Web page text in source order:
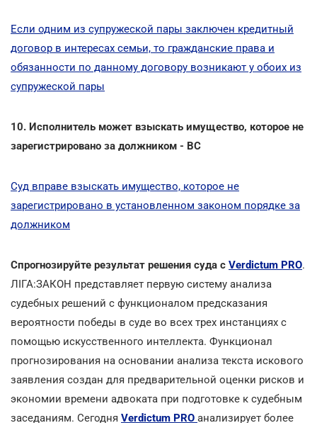
Если одним из супружеской пары заключен кредитный
договор в интересах семьи, то гражданские права и
обязанности по данному договору возникают у обоих из
супружеской пары
10. Исполнитель может взыскать имущество, которое не
зарегистрировано за должником - ВС
Суд вправе взыскать имущество, которое не
зарегистрировано в установленном законом порядке за
должником
Спрогнозируйте результат решения суда с Verdictum PRO.
ЛІГА:ЗАКОН представляет первую систему анализа
судебных решений с функционалом предсказания
вероятности победы в суде во всех трех инстанциях с
помощью искусственного интеллекта. Функционал
прогнозирования на основании анализа текста искового
заявления создан для предварительной оценки рисков и
экономии времени адвоката при подготовке к судебным
заседаниям. Сегодня Verdictum PRO анализирует более